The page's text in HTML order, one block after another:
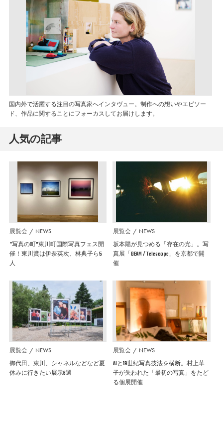
国内外で活躍する注目の写真家へインタヴュー。制作への想いやエピソー
ド、作品に関することにフォーカスしてお届けします。
人気の記事
展覧会 NEWS
”写真の町”東川町国際写真フェス開
催！東川賞は伊奈英次、林典子ら5
人
展覧会 NEWS
坂本陽が見つめる「存在の光」。写
真展「BEAM / Telescope」を京都で開
催
展覧会 NEWS
御代田、東川、シャネルなどなど夏
休みに行きたい展示6選
展覧会 NEWS
AIと19世紀写真技法を横断。村上華
子が失われた「最初の写真」をたど
る個展開催